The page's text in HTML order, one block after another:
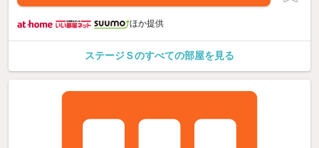
ほか提供
ステージＳのすべての部屋を見る